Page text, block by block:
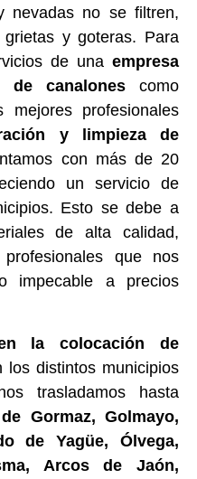
nevadas no se filtren,
y goteras. Para
de una empresa
de canalonescomo
mejores profesionales
y limpieza de
con más de 20
un servicio de
Esto se debe a
de alta calidad,
que nos
impecable a precios
la colocación de
los distintos municipios
trasladamos hasta
Gormaz, Golmayo,
de Yagüe, Ólvega,
Arcos de Jaón,